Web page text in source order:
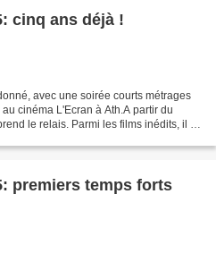
cinq ans déjà !
avec une soirée courts métrages
cinéma L'Ecran à Ath.A partir du
le relais. Parmi les films inédits, il y
premiers temps forts